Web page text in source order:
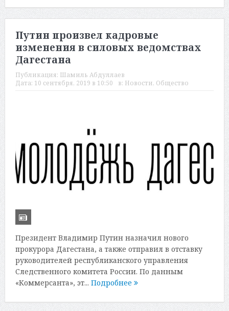
Путин произвел кадровые
изменения в силовых ведомствах
Дагестана
Публикация: Шамиль Абдуллаев
Дата: 10 сентября, 2019 в 10:50 в: Новости, Общество
Президент Владимир Путин назначил нового
прокурора Дагестана, а также отправил в отставку
руководителей республиканского управления
Следственного комитета России. По данным
«Коммерсанта», эт... Подробнее